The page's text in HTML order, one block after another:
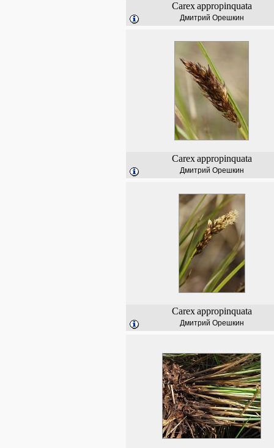
Carex appropinquata
Дмитрий Орешкин
Carex appropinquata
Дмитрий Орешкин
Carex appropinquata
Дмитрий Орешкин